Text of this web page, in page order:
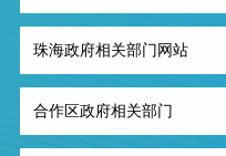
珠海政府相关部门网站
合作区政府相关部门